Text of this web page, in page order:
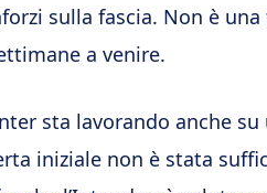
sulla fascia. Non è
a venire.
sta lavorando anche
iniziale non è stata